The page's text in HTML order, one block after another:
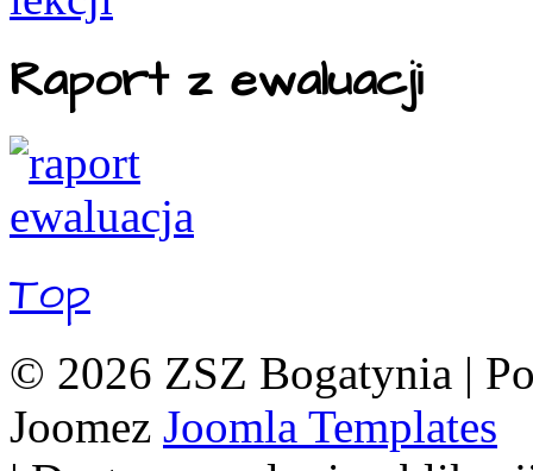
Raport z ewaluacji
Top
© 2026 ZSZ Bogatynia |
Joomez Joomla Templates